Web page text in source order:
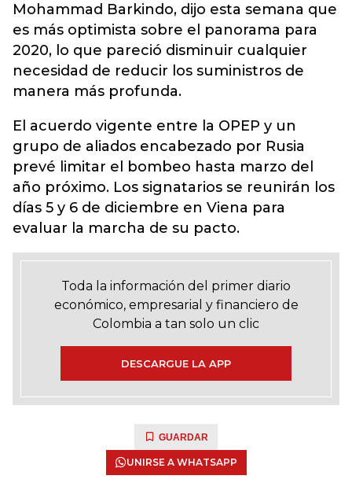
Mohammad Barkindo, dijo esta semana que
es más optimista sobre el panorama para
2020, lo que pareció disminuir cualquier
necesidad de reducir los suministros de
manera más profunda.
El acuerdo vigente entre la OPEP y un
grupo de aliados encabezado por Rusia
prevé limitar el bombeo hasta marzo del
año próximo. Los signatarios se reunirán los
días 5 y 6 de diciembre en Viena para
evaluar la marcha de su pacto.
Toda la información del primer diario
económico, empresarial y financiero de
Colombia a tan solo un clic
DESCARGUE LA APP
GUARDAR
UNIRSE A WHATSAPP